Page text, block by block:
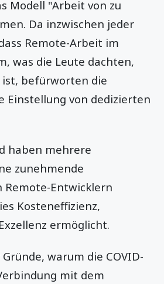
Modell "Arbeit von zu
Da inzwischen jeder
Remote-Arbeit im
was die Leute dachten,
befürworten die
Einstellung von dedizierten
haben mehrere
zunehmende
Remote-Entwicklern
Kosteneffizienz,
ermöglicht.
warum die COVID-
mit dem